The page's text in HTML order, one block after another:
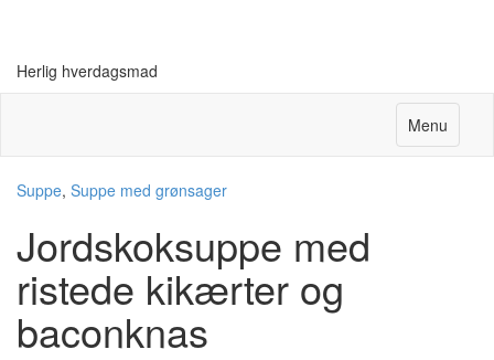
Herlig hverdagsmad
Menu
Suppe, Suppe med grønsager
Jordskoksuppe med
ristede kikærter og
baconknas